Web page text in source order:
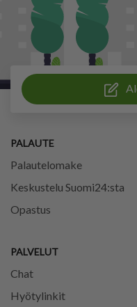
PALAUTE
Palautelomake
Keskustelu Suomi24:sta
Opastus
PALVELUT
Chat
Hyötylinkit